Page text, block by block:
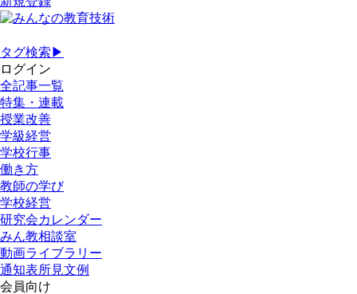
タグ検索▶
ログイン
全記事一覧
特集・連載
授業改善
学級経営
学校行事
働き方
教師の学び
学校経営
研究会カレンダー
みん教相談室
動画ライブラリー
通知表所見文例
会員向け